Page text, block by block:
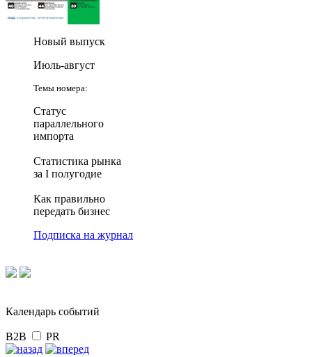
Новый выпуск
Июль-август
Темы номера:
Статус
параллельного
импорта
Статистика рынка
за I полугодие
Как правильно
передать бизнес
Подписка на журнал
Календарь событий
B2B PR